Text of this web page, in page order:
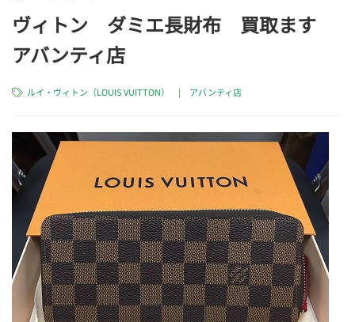
ヴィトン ダミエ長財布 買取ます
アバンティ店
ルイ・ヴィトン（LOUIS VUITTON） | アバンティ店